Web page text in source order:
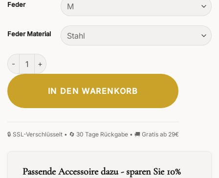
Feder
Feder Material
Scriptum Holz-Füllfederhalter Ebenholz Menge
IN DEN WARENKORB
Passende Accessoire dazu - sparen Sie 10%